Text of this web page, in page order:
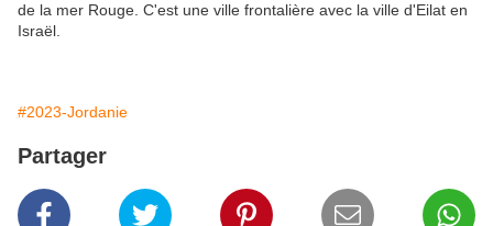
de la mer Rouge. C'est une ville frontalière avec la ville d'Eilat en
Israël.
#2023-Jordanie
Partager